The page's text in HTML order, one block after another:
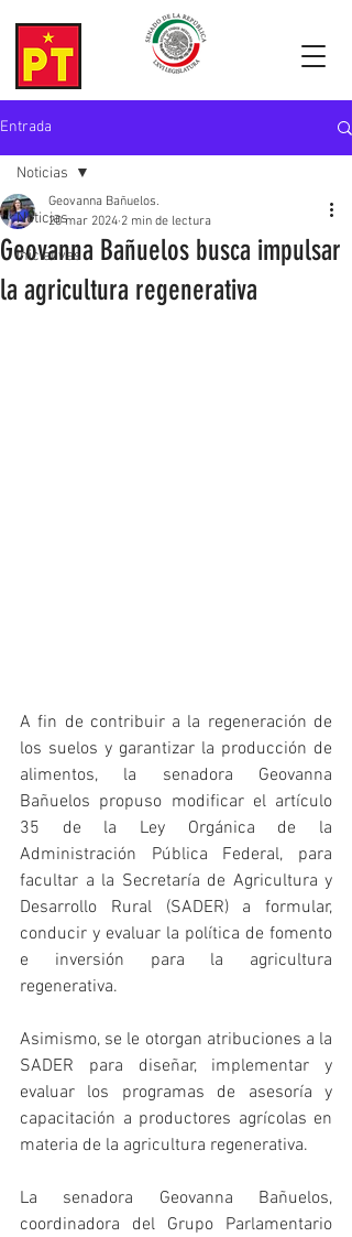
Entrada
Noticias
Iniciativas
Noticias
Geovanna Bañuelos busca impulsar
la agricultura regenerativa
Geovanna Bañuelos.
20 mar 2024 2 min de lectura
A fin de contribuir a la regeneración de
los suelos y garantizar la producción de
alimentos, la senadora Geovanna
Bañuelos propuso modificar el artículo
35 de la Ley Orgánica de la
Administración Pública Federal, para
facultar a la Secretaría de Agricultura y
Desarrollo Rural (SADER) a formular,
conducir y evaluar la política de fomento
e inversión para la agricultura
regenerativa.
Asimismo, se le otorgan atribuciones a la
SADER para diseñar, implementar y
evaluar los programas de asesoría y
capacitación a productores agrícolas en
materia de la agricultura regenerativa.
La senadora Geovanna Bañuelos,
coordinadora del Grupo Parlamentario